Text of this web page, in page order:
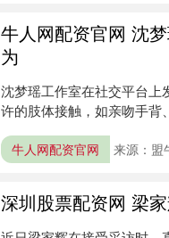
牛人网配资官网 沈
为
沈梦瑶工作室在社交平台上
许的肢体接触，如亲吻手背
牛人网配资官网 来源：盟
深圳股票配资网 梁